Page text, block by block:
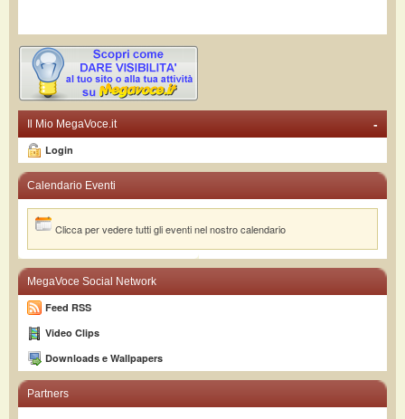
-
Il Mio MegaVoce.it
Login
Calendario Eventi
Clicca per vedere tutti gli eventi nel nostro calendario
MegaVoce Social Network
Feed RSS
Video Clips
Downloads e Wallpapers
Partners